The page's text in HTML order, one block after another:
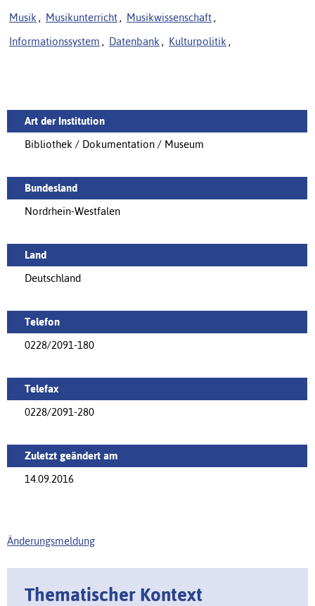
Musik , Musikunterricht , Musikwissenschaft ,
Informationssystem , Datenbank , Kulturpolitik ,
Art der Institution
Bibliothek / Dokumentation / Museum
Bundesland
Nordrhein-Westfalen
Land
Deutschland
Telefon
0228/2091-180
Telefax
0228/2091-280
Zuletzt geändert am
14.09.2016
Änderungsmeldung
Thematischer Kontext